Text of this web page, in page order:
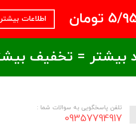
اطلاعات بیشتر
تلفن پاسخگویی به سوالات شما :
09357794917